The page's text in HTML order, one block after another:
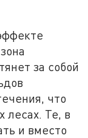
за собой
что
лесах. Те, в
и вместо